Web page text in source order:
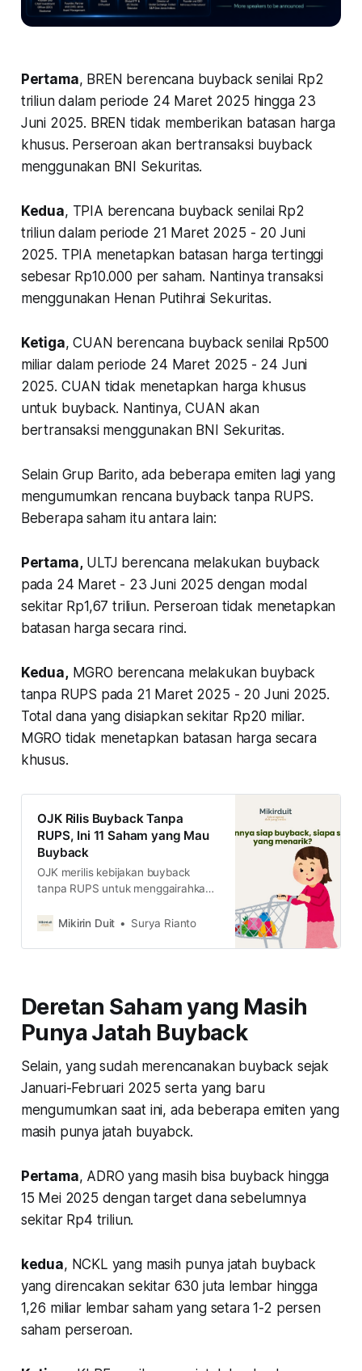
Pertama, BREN berencana buyback senilai Rp2
triliun dalam periode 24 Maret 2025 hingga 23
Juni 2025. BREN tidak memberikan batasan harga
khusus. Perseroan akan bertransaksi buyback
menggunakan BNI Sekuritas.
Kedua, TPIA berencana buyback senilai Rp2
triliun dalam periode 21 Maret 2025 - 20 Juni
2025. TPIA menetapkan batasan harga tertinggi
sebesar Rp10.000 per saham. Nantinya transaksi
menggunakan Henan Putihrai Sekuritas.
Ketiga, CUAN berencana buyback senilai Rp500
miliar dalam periode 24 Maret 2025 - 24 Juni
2025. CUAN tidak menetapkan harga khusus
untuk buyback. Nantinya, CUAN akan
bertransaksi menggunakan BNI Sekuritas.
Selain Grup Barito, ada beberapa emiten lagi yang
mengumumkan rencana buyback tanpa RUPS.
Beberapa saham itu antara lain:
Pertama,ULTJ berencana melakukan buyback
pada 24 Maret - 23 Juni 2025 dengan modal
sekitar Rp1,67 triliun. Perseroan tidak menetapkan
batasan harga secara rinci.
Kedua,MGRO berencana melakukan buyback
tanpa RUPS pada 21 Maret 2025 - 20 Juni 2025.
Total dana yang disiapkan sekitar Rp20 miliar.
MGRO tidak menetapkan batasan harga secara
khusus.
OJK Rilis Buyback Tanpa
RUPS, Ini 11 Saham yang Mau
Buyback
OJK merilis kebijakan buyback
tanpa RUPS untuk menggairahkan
trading halt. Berikut ini 11 saham
Mikirin Duit Surya Rianto
Deretan Saham yang Masih
Punya Jatah Buyback
Selain, yang sudah merencanakan buyback sejak
Januari-Februari 2025 serta yang baru
mengumumkan saat ini, ada beberapa emiten yang
masih punya jatah buyabck.
Pertama, ADRO yang masih bisa buyback hingga
15 Mei 2025 dengan target dana sebelumnya
sekitar Rp4 triliun.
kedua, NCKL yang masih punya jatah buyback
yang direncakan sekitar 630 juta lembar hingga
1,26 miliar lembar saham yang setara 1-2 persen
saham perseroan.